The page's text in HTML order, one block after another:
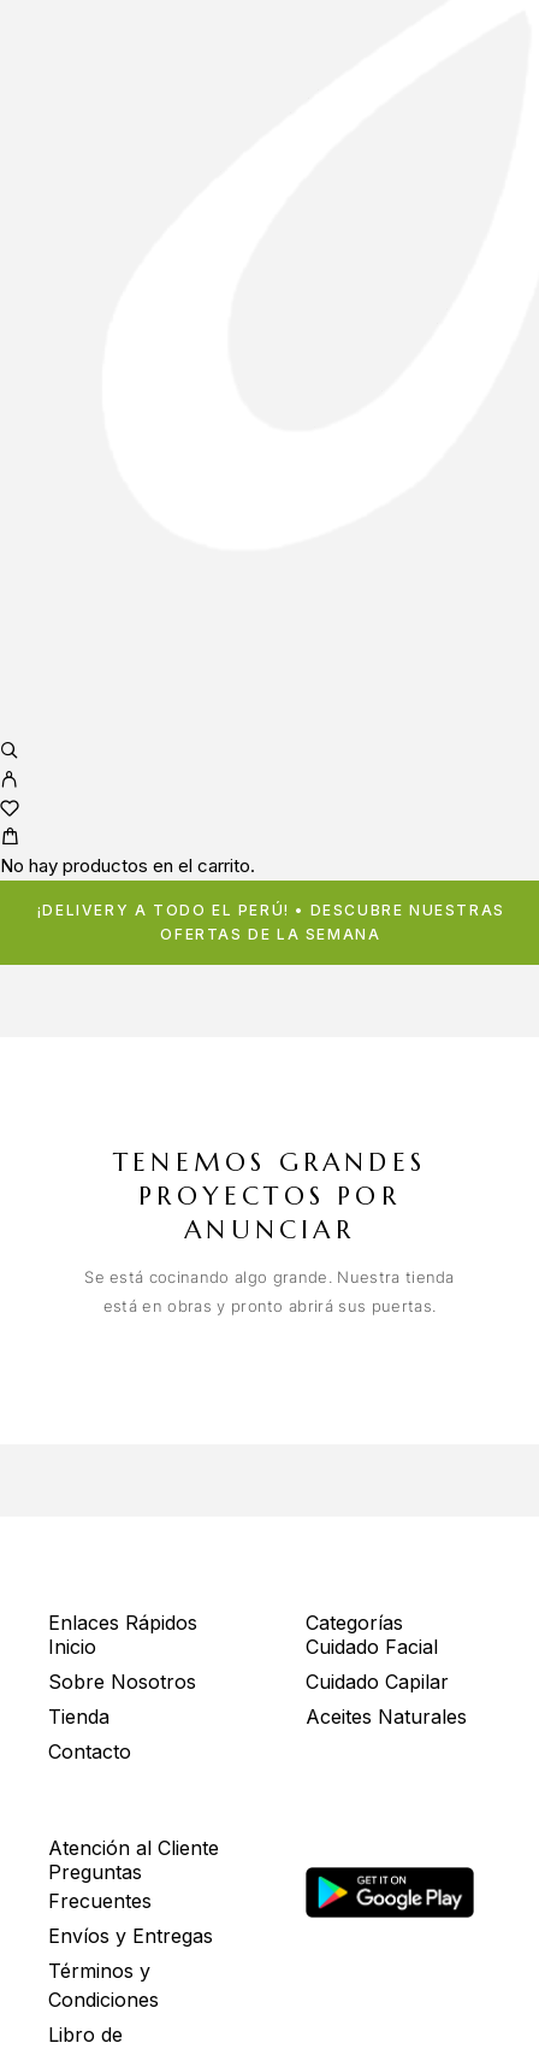
No hay productos en el carrito.
¡DELIVERY A TODO EL PERÚ! • DESCUBRE NUESTRAS
OFERTAS DE LA SEMANA
TENEMOS GRANDES
PROYECTOS POR
ANUNCIAR
Se está cocinando algo grande. Nuestra tienda
está en obras y pronto abrirá sus puertas.
Enlaces Rápidos
Inicio
Sobre Nosotros
Tienda
Contacto
Categorías
Cuidado Facial
Cuidado Capilar
Aceites Naturales
Atención al Cliente
Preguntas
Frecuentes
Envíos y Entregas
Términos y
Condiciones
Libro de